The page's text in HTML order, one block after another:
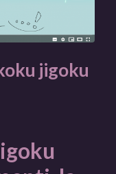
jigoku